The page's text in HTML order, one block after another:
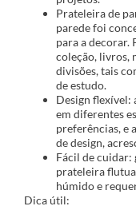
Prateleira de
parede foi
para a decorar.
coleção, livros,
divisões, tais
de estudo.
Design flexível:
em diferentes
preferências, e
de design,
Fácil de cuidar:
prateleira
húmido e
Dica útil: